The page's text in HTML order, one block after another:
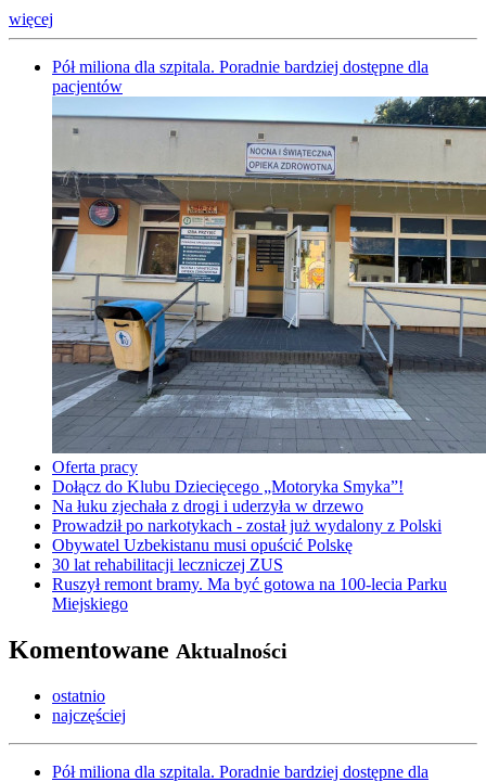
więcej
Pół miliona dla szpitala. Poradnie bardziej dostępne dla
pacjentów
Oferta pracy
Dołącz do Klubu Dziecięcego „Motoryka Smyka”!
Na łuku zjechała z drogi i uderzyła w drzewo
Prowadził po narkotykach - został już wydalony z Polski
Obywatel Uzbekistanu musi opuścić Polskę
30 lat rehabilitacji leczniczej ZUS
Ruszył remont bramy. Ma być gotowa na 100-lecia Parku
Miejskiego
Komentowane Aktualności
ostatnio
najczęściej
Pół miliona dla szpitala. Poradnie bardziej dostępne dla